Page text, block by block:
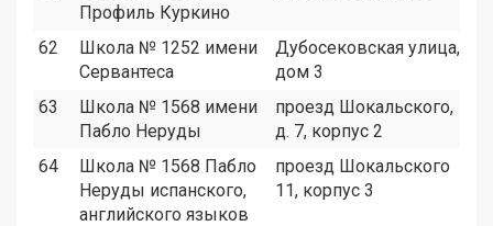
Профиль Куркино
62
Школа № 1252 имени
Сервантеса
Дубосековская улица,
дом 3
63
Школа № 1568 имени
Пабло Неруды
проезд Шокальского,
д. 7, корпус 2
64
Школа № 1568 Пабло
Неруды испанского,
английского языков
проезд Шокальского
11, корпус 3